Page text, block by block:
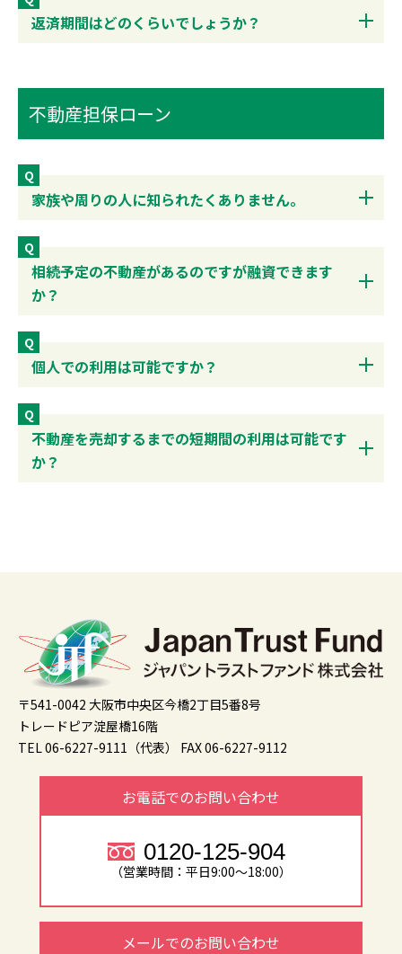
返済期間はどのくらいでしょうか？
不動産担保ローン
Q
家族や周りの人に知られたくありません。
Q
相続予定の不動産があるのですが融資できます
か？
Q
個人での利用は可能ですか？
Q
不動産を売却するまでの短期間の利用は可能です
か？
〒541-0042 大阪市中央区今橋2丁目5番8号
トレードピア淀屋橋16階
TEL 06-6227-9111（代表）
FAX 06-6227-9112
お電話でのお問い合わせ
0120-125-904
（営業時間：平日9:00～18:00）
メールでのお問い合わせ